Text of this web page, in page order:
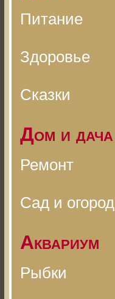
Питание
Здоровье
Сказки
Дом и дача
Ремонт
Сад и огород
Аквариум
Рыбки